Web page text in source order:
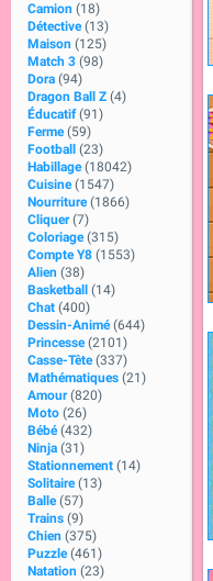
Camion (18)
Détective (13)
Maison (125)
Match 3 (98)
Dora (94)
Dragon Ball Z (4)
Éducatif (91)
Ferme (59)
Football
(23)
Habillage (18042)
Cuisine (1547)
Nourriture (1866)
Cliquer (7)
Coloriage (315)
Compte Y8 (1553)
Alien (38)
Basketball
(14)
Chat (400)
Dessin-Animé (644)
Princesse (2101)
Casse-Tête (337)
Mathématiques (21)
Amour (820)
Moto (26)
Bébé (432)
Ninja (31)
Stationnement (14)
Solitaire (13)
Balle (57)
Trains (9)
Chien (375)
Puzzle (461)
Natation (23)